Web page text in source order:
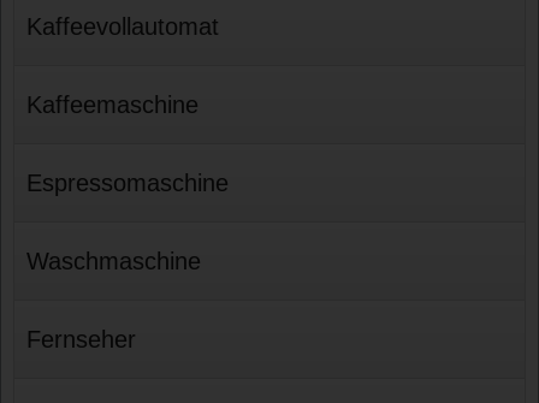
Kaffeevollautomat
Kaffeemaschine
Espressomaschine
Waschmaschine
Fernseher